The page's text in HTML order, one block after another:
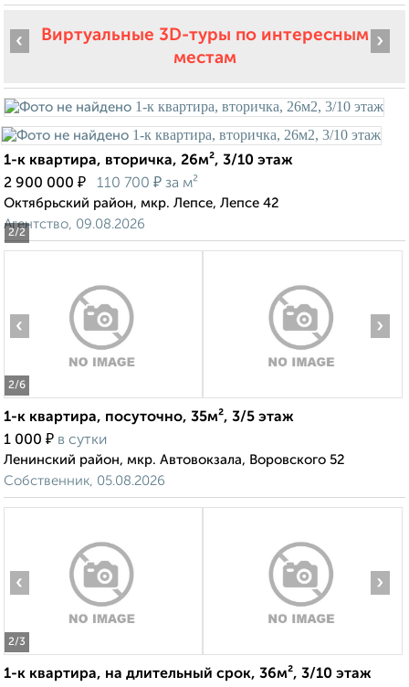
Виртуальные 3D-туры по интересным
местам
2/2
‹ ›
1-к квартира, вторичка, 26м², 3/10 этаж
2 900 000 ₽ 110 700 ₽ за м²
Октябрьский район, мкр. Лепсе, Лепсе 42
Агентство, 09.08.2026
2/6
‹ ›
1-к квартира, посуточно, 35м², 3/5 этаж
1 000 ₽ в сутки
Ленинский район, мкр. Автовокзала, Воровского 52
Собственник, 05.08.2026
2/3
‹ ›
1-к квартира, на длительный срок, 36м², 3/10 этаж